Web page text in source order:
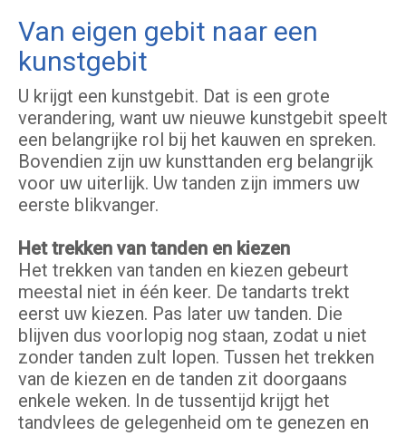
Van eigen gebit naar een
kunstgebit
U krijgt een kunstgebit. Dat is een grote
verandering, want uw nieuwe kunstgebit speelt
een belangrijke rol bij het kauwen en spreken.
Bovendien zijn uw kunsttanden erg belangrijk
voor uw uiterlijk. Uw tanden zijn immers uw
eerste blikvanger.
Het trekken van tanden en kiezen
Het trekken van tanden en kiezen gebeurt
meestal niet in één keer. De tandarts trekt
eerst uw kiezen. Pas later uw tanden. Die
blijven dus voorlopig nog staan, zodat u niet
zonder tanden zult lopen. Tussen het trekken
van de kiezen en de tanden zit doorgaans
enkele weken. In de tussentijd krijgt het
tandvlees de gelegenheid om te genezen en